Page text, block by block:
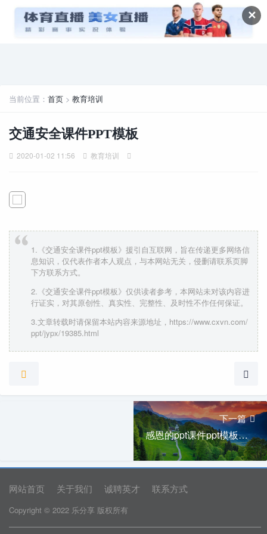
✕
当前位置： 首页 > 教育培训
交通安全课件PPT模板
2020-01-02 11:56 教育培训
1.《交通安全课件ppt模板》援引自互联网，旨在传递更多网络信
息知识，仅代表作者本人观点，与本网站无关，侵删请联系页脚
下方联系方式。
2.《交通安全课件ppt模板》仅供读者参考，本网站未对该内容进
行证实，对其原创性、真实性、完整性、及时性不作任何保证。
3.文章转载时请保留本站内容来源地址，https://www.cxvn.com/
ppt/jypx/19385.html
下一篇
感恩的ppt课件ppt模板下载
网站首页 关于我们 诚聘英才 联系方式
Copyright © 2022 乐分享 版权所有